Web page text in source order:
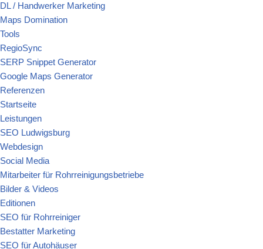
DL / Handwerker Marketing
Maps Domination
Tools
RegioSync
SERP Snippet Generator
Google Maps Generator
Referenzen
Startseite
Leistungen
SEO Ludwigsburg
Webdesign
Social Media
Mitarbeiter für Rohrreinigungsbetriebe
Bilder & Videos
Editionen
SEO für Rohrreiniger
Bestatter Marketing
SEO für Autohäuser